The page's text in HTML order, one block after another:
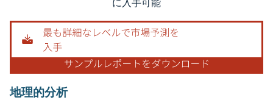
に入手可能
地理的分析